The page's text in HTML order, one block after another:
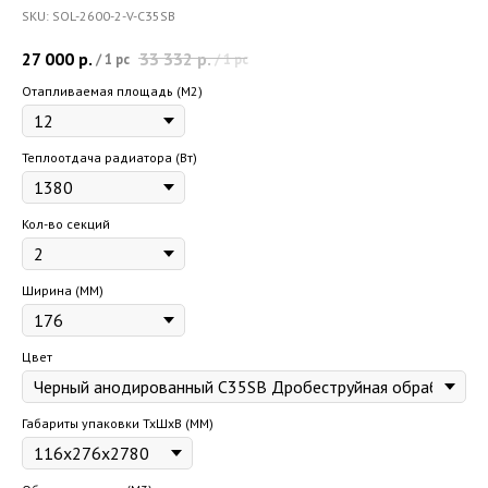
SKU: SOL-2600-2-V-C35SB
27 000 р. /1 pc 33 332 р./1 pc
Отапливаемая площадь (M2)
Теплоотдача радиатора (Вт)
Кол-во секций
Ширина (ММ)
Цвет
Габариты упаковки ТхШхВ (ММ)